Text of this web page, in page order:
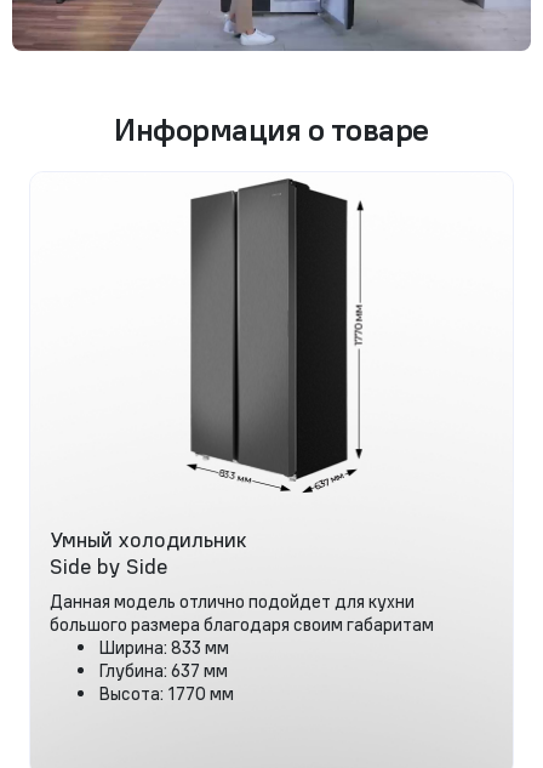
Информация о товаре
Умный холодильник
Side by Side
Данная модель отлично подойдет для кухни
большого размера благодаря своим габаритам
Ширина: 833 мм
Глубина: 637 мм
Высота: 1770 мм